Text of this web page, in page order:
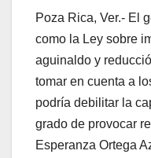
Poza Rica, Ver.- El
como la Ley sobre
aguinaldo y
tomar en cuenta a
podría debilitar la
grado de provocar
Esperanza Ortega